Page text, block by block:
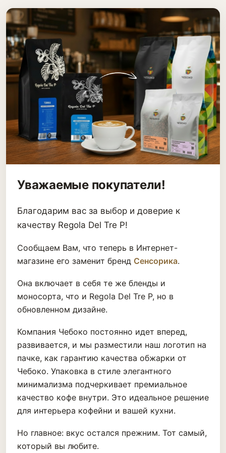
Уважаемые покупатели!
Благодарим вас за выбор и доверие к
качеству Regola Del Tre P!
Сообщаем Вам, что теперь в Интернет-
магазине его заменит бренд Сенсорика.
Она включает в себя те же бленды и
моносорта, что и Regola Del Tre P, но в
обновленном дизайне.
Компания Чебоко постоянно идет вперед,
развивается, и мы разместили наш логотип на
пачке, как гарантию качества обжарки от
Чебоко. Упаковка в стиле элегантного
минимализма подчеркивает премиальное
качество кофе внутри. Это идеальное решение
для интерьера кофейни и вашей кухни.
Но главное: вкус остался прежним. Тот самый,
который вы любите.